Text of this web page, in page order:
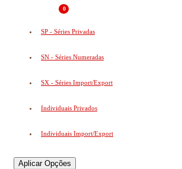
0
SP - Séries Privadas
SN - Séries Numeradas
SX - Séries Import/Export
Individuais Privados
Individuais Import/Export
Aplicar Opções